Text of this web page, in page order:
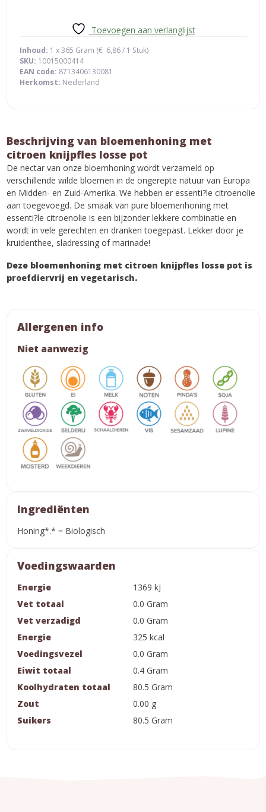
Toevoegen aan verlanglijst
Inhoud: 1 x 365 Gram (€ 6,86/ 1 Stuk)
SKU: 10015000414
EAN code: 8713406130081
Herkomst: Nederland
Beschrijving van bloemenhoning met
citroen knijpfles losse pot
De nectar van onze bloemhoning wordt verzameld op
verschillende wilde bloemen in de ongerepte natuur van Europa
en Midden- en Zuid-Amerika. We hebben er essenti?le citroenolie
aan toegevoegd. De smaak van pure bloemenhoning met
essenti?le citroenolie is een bijzonder lekkere combinatie en
wordt in vele gerechten en dranken toegepast. Lekker door je
kruidenthee, sladressing of marinade!
Deze bloemenhoning met citroen knijpfles losse pot is
proefdiervrij en vegetarisch.
Allergenen info
Niet aanwezig
Ingrediënten
Honing*.* = Biologisch
Voedingswaarden
Energie
1369 kJ
Vet totaal
0.0 Gram
Vet verzadigd
0.0 Gram
Energie
325 kcal
Voedingsvezel
0.0 Gram
Eiwit totaal
0.4 Gram
Koolhydraten totaal
80.5 Gram
Zout
0.00 g
Suikers
80.5 Gram